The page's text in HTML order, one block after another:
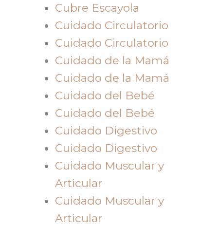
Cubre Escayola
Cuidado Circulatorio
Cuidado Circulatorio
Cuidado de la Mamá
Cuidado de la Mamá
Cuidado del Bebé
Cuidado del Bebé
Cuidado Digestivo
Cuidado Digestivo
Cuidado Muscular y
Articular
Cuidado Muscular y
Articular